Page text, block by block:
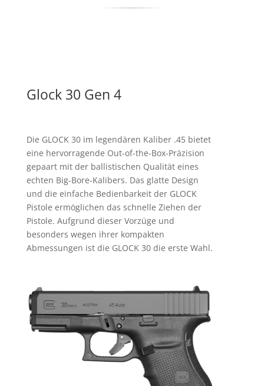
Glock 30 Gen 4
Die GLOCK 30 im legendären Kaliber .45 bietet
eine hervorragende Out-of-the-Box-Präzision
gepaart mit der ballistischen Qualität eines
echten Big-Bore-Kalibers. Das glatte Design
und die einfache Bedienbarkeit der GLOCK
Pistole ermöglichen das schnelle Ziehen der
Pistole. Aufgrund dieser Vorzüge und
besonders wegen ihrer kompakten
Abmessungen ist die GLOCK 30 die erste Wahl.